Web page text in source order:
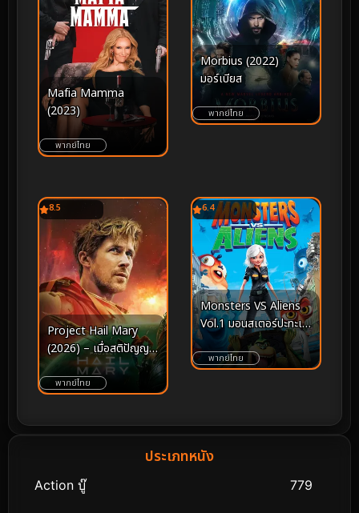
Mafia Mamma
(2023)
พากย์ไทย
Morbius (2022)
มอร์เบียส
พากย์ไทย
8.5
Project Hail Mary
(2026) – เมื่อสติปัญญา
คืออาวุธสุดท้าย และ
อวกาศคือสนามรบเพื่อลม
พากย์ไทย
6.4
Monsters VS Aliens
Vol.1 มอนสเตอร์ปะทะเอ
เลี่ยน ชุด 1
พากย์ไทย
ประเภทหนัง
Action บู๊ 779